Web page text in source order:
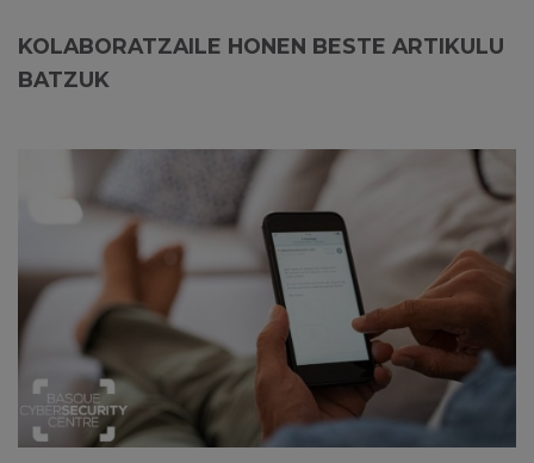
KOLABORATZAILE HONEN BESTE ARTIKULU
BATZUK